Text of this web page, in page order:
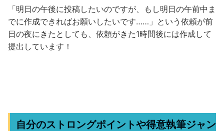
「明日の午後に投稿したいのですが、もし明日の午前中ま
でに作成できればお願いしたいです……」という依頼が前
日の夜にきたとしても、依頼がきた1時間後には作成して
提出しています！
自分のストロングポイントや得意執筆ジャン